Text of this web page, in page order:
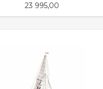
Pris
23 995,00